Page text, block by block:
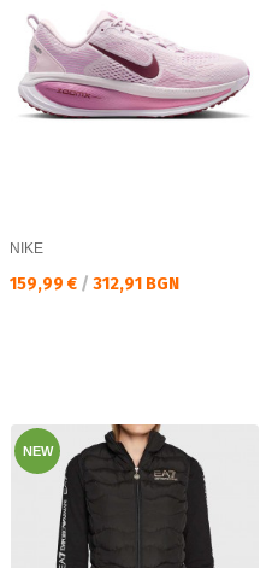
NIKE
Текуща цена:
159,99 € / 312,91 BGN
NEW